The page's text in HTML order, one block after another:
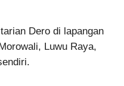
Dero di lapangan
Luwu Raya,